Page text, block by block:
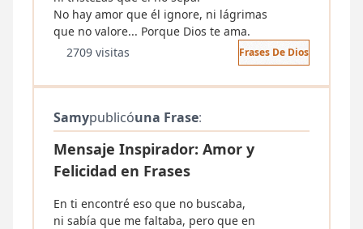
No hay amor que él ignore, ni lágrimas
que no valore... Porque Dios te ama.
2709 visitas
Frases De Dios
Samypublicóuna Frase:
Mensaje Inspirador: Amor y
Felicidad en Frases
En ti encontré eso que no buscaba,
ni sabía que me faltaba, pero que en